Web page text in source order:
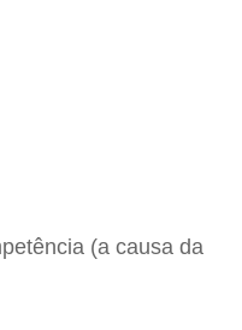
(a causa da